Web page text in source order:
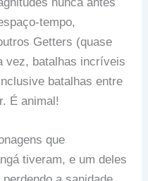
tempo,
Getters (quase
vez, batalhas incríveis
batalhas entre
É animal!
que
tiveram, e um deles